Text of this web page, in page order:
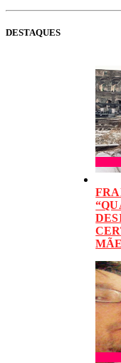
DESTAQUES